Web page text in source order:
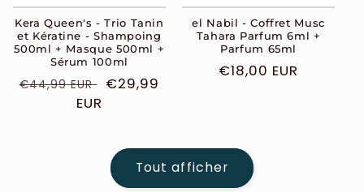
Kera Queen's - Trio Tanin
et Kératine - Shampoing
500ml + Masque 500ml +
Sérum 100ml
Prix
habituel
€44,99 EUR
Prix
€29,99
EUR
el Nabil - Coffret Musc
Tahara Parfum 6ml +
Parfum 65ml
Prix
€18,00 EUR
Tout afficher